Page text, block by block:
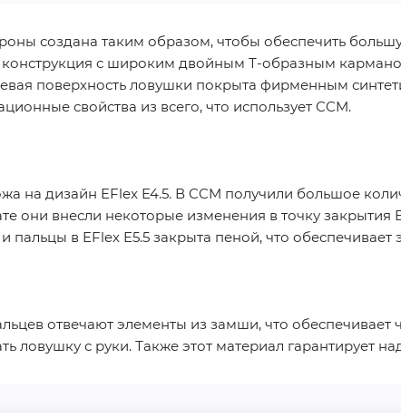
создана таким образом, чтобы обеспечить
конструкция с широким двойным Т-образным
поверхность ловушки покрыта фирменным
свойства из всего, что использует CCM.
на дизайн EFlex E4.5. В CCM получили большое
они внесли некоторые изменения в точку закрытия
пальцы в EFlex E5.5 закрыта пеной, что
отвечают элементы из замши, что обеспечивает
ловушку с руки. Также этот материал гарантирует